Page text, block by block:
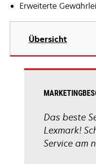
Erweiterte
Übersicht
Das beste
Lexmark!
Service am